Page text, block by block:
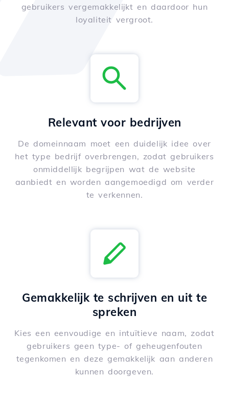
gebruikers vergemakkelijkt en daardoor hun
loyaliteit vergroot.
Relevant voor bedrijven
De domeinnaam moet een duidelijk idee over
het type bedrijf overbrengen, zodat gebruikers
onmiddellijk begrijpen wat de website
aanbiedt en worden aangemoedigd om verder
te verkennen.
Gemakkelijk te schrijven en uit te
spreken
Kies een eenvoudige en intuïtieve naam, zodat
gebruikers geen type- of geheugenfouten
tegenkomen en deze gemakkelijk aan anderen
kunnen doorgeven.